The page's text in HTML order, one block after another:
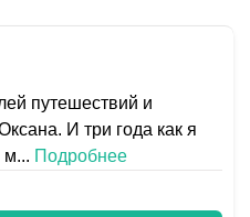
путешествий и
И три года как я
м... Подробнее